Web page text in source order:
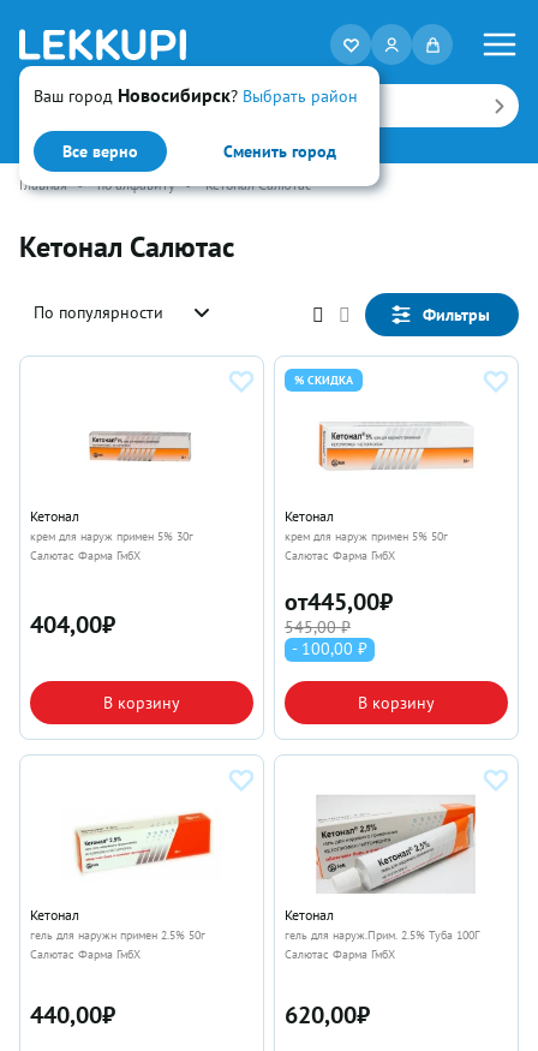
Ваш город Новосибирск? Выбрать район
Все верно Сменить город
Искать
Главная • по алфавиту • Кетонал Салютас
Кетонал Салютас
По популярности Фильтры
Кетонал
крем для наруж примен 5% 30г
Салютас Фарма ГмбХ
404,00₽
В корзину
% СКИДКА
Кетонал
крем для наруж примен 5% 50г
Салютас Фарма ГмбХ
от445,00₽
545,00 ₽
- 100,00 ₽
В корзину
Кетонал
гель для наружн примен 2.5% 50г
Салютас Фарма ГмбХ
440,00₽
Кетонал
гель для наруж.Прим. 2.5% Туба 100Г
Салютас Фарма ГмбХ
620,00₽